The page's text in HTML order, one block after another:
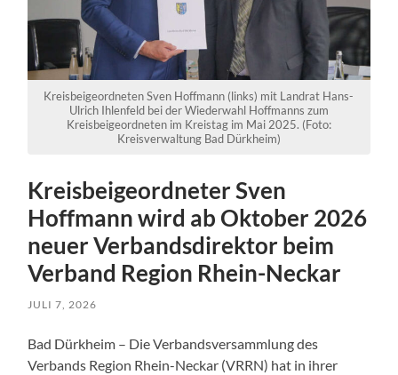
Kreisbeigeordneten Sven Hoffmann (links) mit Landrat Hans-
Ulrich Ihlenfeld bei der Wiederwahl Hoffmanns zum
Kreisbeigeordneten im Kreistag im Mai 2025. (Foto:
Kreisverwaltung Bad Dürkheim)
Kreisbeigeordneter Sven
Hoffmann wird ab Oktober 2026
neuer Verbandsdirektor beim
Verband Region Rhein-Neckar
JULI 7, 2026
Bad Dürkheim – Die Verbandsversammlung des
Verbands Region Rhein-Neckar (VRRN) hat in ihrer